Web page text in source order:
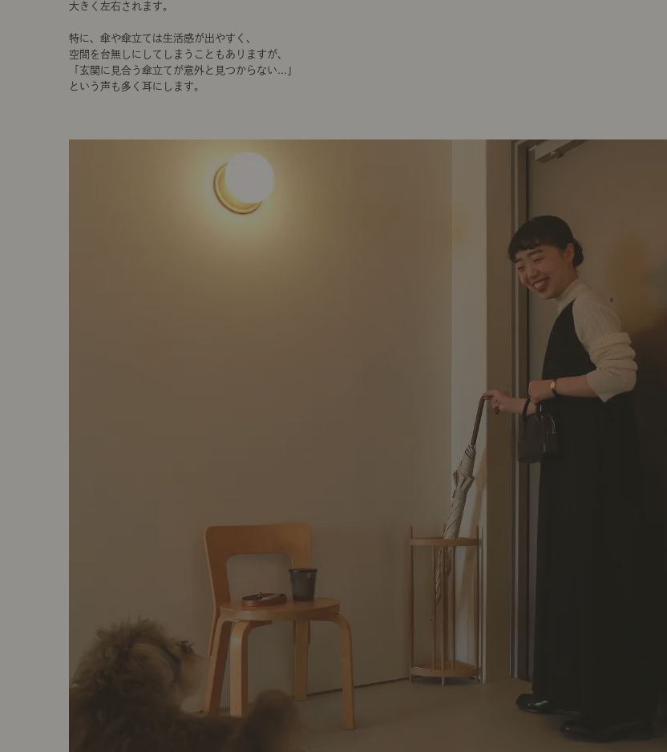
大きく左右されます。
特に、傘や傘立ては生活感が出やすく、
空間を台無しにしてしまうこともありますが、
「玄関に見合う傘立てが意外と見つからない...」
という声も多く耳にします。